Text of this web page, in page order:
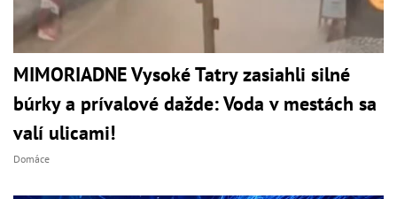
MIMORIADNE Vysoké Tatry zasiahli silné
búrky a prívalové dažde: Voda v mestách sa
valí ulicami!
Domáce